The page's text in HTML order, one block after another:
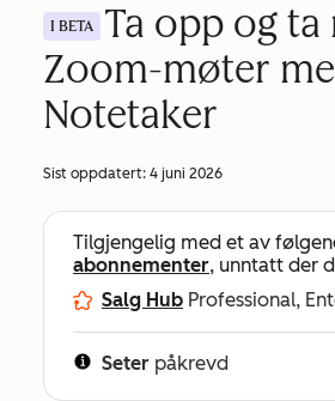
I BETA
Ta opp og
Zoom-møter
Notetaker
Sist oppdatert: 4 juni 2026
Tilgjengelig med et av
abonnementer, unntatt der
Salg Hub Professional,
Seter påkrevd